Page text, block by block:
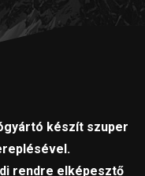
készít szuper
rendre elképesztő